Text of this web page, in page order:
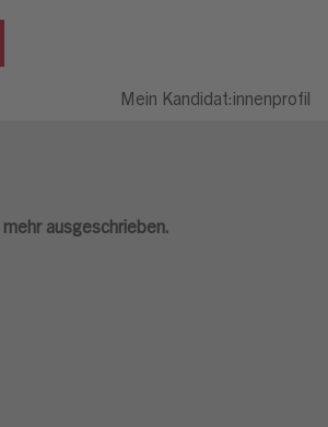
Mein Kandidat:innenprofil
ausgeschrieben.